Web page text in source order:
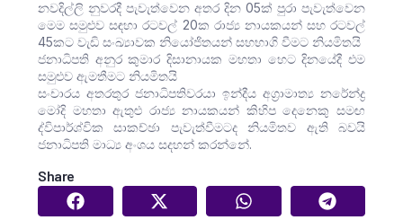
නවදිල්ලි නුවරදී පැවැත්වෙන අතර දින 05ක් පුරා පැවැත්වෙන
මෙම සමුළුව සඳහා රටවල් 20ක රාජ්‍ය නායකයන් සහ රටවල්
45කට වැඩි සංඛ්‍යාවක නියෝජිතයන් සහභාගි වීමට නියමිතයි
ජනාධිපති අනුර කුමාර දිසානායක මහතා හෙට දිනයේදී එම
සමුළුව ඇමතීමට නියමිතයි
සංචාරය අතරතුර ජනාධිපතිවරයා ඉන්දීය අග්‍රාමාත්‍ය නරේන්ද්‍ර
මෝදි මහතා ඇතුළු රාජ්‍ය නායකයන් කිහිප දෙනෙකු සමඟ
ද්විපාර්ශ්වික සාකච්ඡා පැවැත්වීමටද නියමිතව ඇති බවයි
ජනාධිපති මාධ්‍ය අංශය සදහන් කරන්නේ.
Share